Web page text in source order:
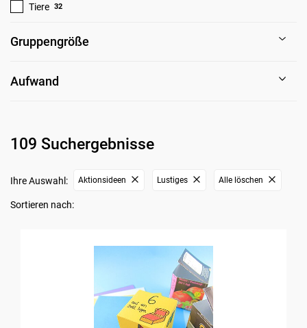
Tiere 32
Gruppengröße
Aufwand
109 Suchergebnisse
Ihre Auswahl: Aktionsideen Lustiges Alle löschen
Sortieren nach: